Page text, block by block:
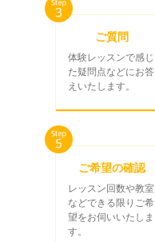
ご質問
体験レッスンで感じ
た疑問点などにお答
えいたします。
ご希望の確認
レッスン回数や教室
などできる限りご希
望をお伺いいたしま
す。